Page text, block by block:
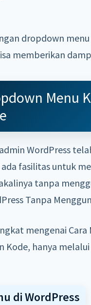
dropdown
memberikan
Menu
WordPress
fasilitas untuk
tanpa
Tanpa
mengenai
Kode, hanya
di WordPress